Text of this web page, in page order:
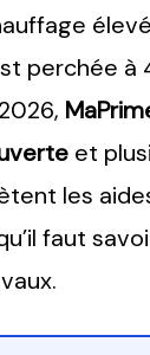
perchée
et
les
faut